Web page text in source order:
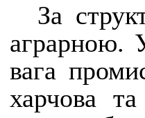
За
аграрною.
вага
харчова